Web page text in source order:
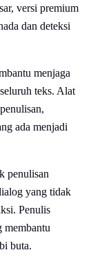
versi premium
dan deteksi
menjaga
teks. Alat
ada menjadi
penulisan
yang tidak
Penulis
membantu
buta.